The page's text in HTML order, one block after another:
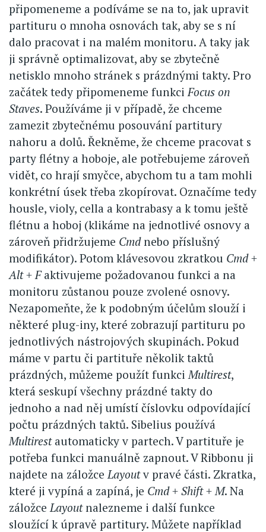
připomeneme a podíváme se na to, jak upravit
partituru o mnoha osnovách tak, aby se s ní
dalo pracovat i na malém monitoru. A taky jak
ji správně optimalizovat, aby se zbytečně
netisklo mnoho stránek s prázdnými takty. Pro
začátek tedy připomeneme funkci Focus on
Staves. Používáme ji v případě, že chceme
zamezit zbytečnému posouvání partitury
nahoru a dolů. Řekněme, že chceme pracovat s
party flétny a hoboje, ale potřebujeme zároveň
vidět, co hrají smyčce, abychom tu a tam mohli
konkrétní úsek třeba zkopírovat. Označíme tedy
housle, violy, cella a kontrabasy a k tomu ještě
flétnu a hoboj (klikáme na jednotlivé osnovy a
zároveň přidržujeme Cmdnebo příslušný
modifikátor). Potom klávesovou zkratkou Cmd +
Alt + Faktivujeme požadovanou funkci a na
monitoru zůstanou pouze zvolené osnovy.
Nezapomeňte, že k podobným účelům slouží i
některé plug-iny, které zobrazují partituru po
jednotlivých nástrojových skupinách. Pokud
máme v partu či partituře několik taktů
prázdných, můžeme použít funkci Multirest,
která seskupí všechny prázdné takty do
jednoho a nad něj umístí číslovku odpovídající
počtu prázdných taktů. Sibelius používá
Multirestautomaticky v partech. V partituře je
potřeba funkci manuálně zapnout. V Ribbonu ji
najdete na záložce Layoutv pravé části. Zkratka,
které ji vypíná a zapíná, je Cmd + Shift + M. Na
záložce Layoutnalezneme i další funkce
sloužící k úpravě partitury. Můžete například